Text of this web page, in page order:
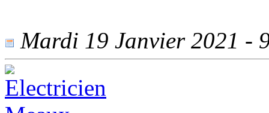
Mardi 19 Janvier 2021 -